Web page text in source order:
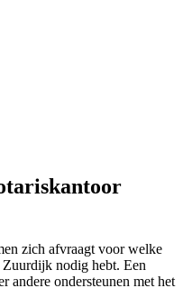
zich afvraagt voor welke
Zuurdijk nodig hebt. Een
andere ondersteunen met het